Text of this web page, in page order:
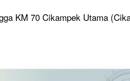
KM 70 Cikampek Utama